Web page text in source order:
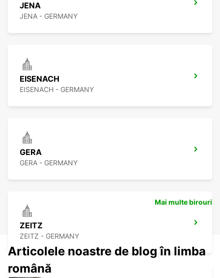
JENA
JENA - GERMANY
EISENACH
EISENACH - GERMANY
GERA
GERA - GERMANY
ZEITZ
ZEITZ - GERMANY
Mai multe birouri
Articolele noastre de blog în limba
română